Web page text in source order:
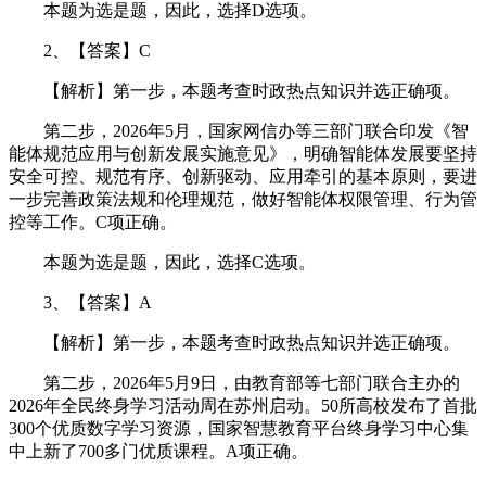
本题为选是题，因此，选择D选项。
2、【答案】C
【解析】第一步，本题考查时政热点知识并选正确项。
第二步，2026年5月，国家网信办等三部门联合印发《智
能体规范应用与创新发展实施意见》，明确智能体发展要坚持
安全可控、规范有序、创新驱动、应用牵引的基本原则，要进
一步完善政策法规和伦理规范，做好智能体权限管理、行为管
控等工作。C项正确。
本题为选是题，因此，选择C选项。
3、【答案】A
【解析】第一步，本题考查时政热点知识并选正确项。
第二步，2026年5月9日，由教育部等七部门联合主办的
2026年全民终身学习活动周在苏州启动。50所高校发布了首批
300个优质数字学习资源，国家智慧教育平台终身学习中心集
中上新了700多门优质课程。A项正确。